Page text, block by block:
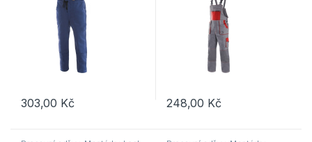
303,00 Kč
Tento produkt má více variant. Možnosti lze vybrat na stránce
248,00 Kč
Tento produkt má více